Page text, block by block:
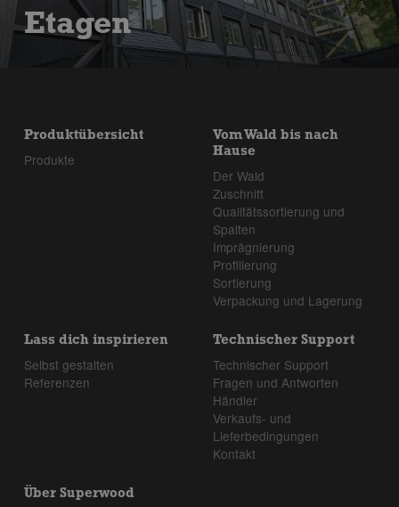
Etagen
Produktübersicht
Produkte
Vom Wald bis nach
Hause
Der Wald
Zuschnitt
Qualitätssortierung und
Spalten
Imprägnierung
Profilierung
Sortierung
Verpackung und Lagerung
Lass dich inspirieren
Selbst gestalten
Referenzen
Technischer Support
Technischer Support
Fragen und Antworten
Händler
Verkaufs- und
Lieferbedingungen
Kontakt
Über Superwood